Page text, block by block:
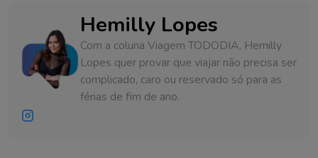
Hemilly Lopes
Com a coluna Viagem TODODIA, Hemilly
Lopes quer provar que viajar não precisa ser
complicado, caro ou reservado só para as
férias de fim de ano.